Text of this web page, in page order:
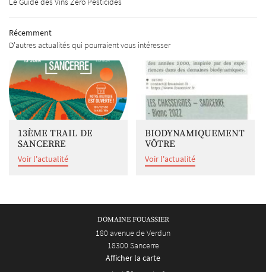
Nos vins
Photos
Contact
Récemment
D'autres actualités qui pourraient vous intéresser
13ÈME TRAIL DE
SANCERRE
Voir l'actualité
BIODYNAMIQUEMENT
VÔTRE
Voir l'actualité
DOMAINE FOUASSIER
180 avenue de Verdun
18300 Sancerre
Afficher la carte